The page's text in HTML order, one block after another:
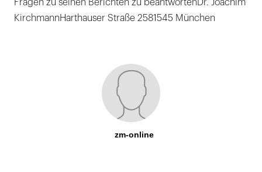
Fragen zu seinen Berichten zu beantwortenDr. Joachim
KirchmannHarthauser Straße 2581545 München
zm-online